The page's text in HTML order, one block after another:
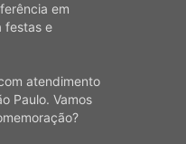
em
festas e
atendimento
Paulo. Vamos